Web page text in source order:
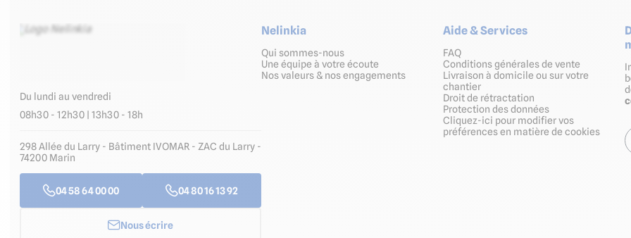
Du lundi au vendredi
08h30 - 12h30 | 13h30 - 18h
298 Allée du Larry - Bâtiment IVOMAR - ZAC du Larry -
74200 Marin
04 58 64 00 00 04 80 16 13 92
Nous écrire
Nelinkia
Qui sommes-nous
Une équipe à votre écoute
Nos valeurs & nos engagements
Aide & Services
FAQ
Conditions générales de vente
Livraison à domicile ou sur votre
chantier
Droit de rétractation
Protection des données
Cliquez-ici pour modifier vos
préférences en matière de cookies